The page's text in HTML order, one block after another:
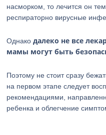
насморком, то лечится он
респираторно вирусные
Однакодалеко не все
мамы могут быть
Поэтому не стоит сразу
на первом этапе следует
рекомендациями,
ребенка и облегчение